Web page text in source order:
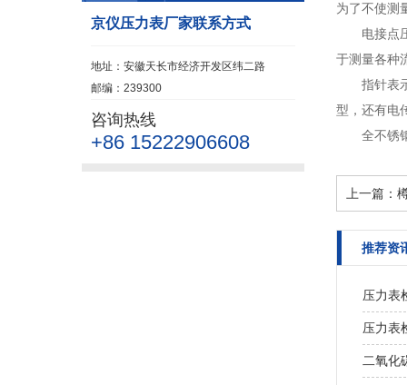
京仪压力表厂家联系方式
地址：安徽天长市经济开发区纬二路
邮编：239300
咨询热线
+86 15222906608
为了不使测
电接点
于测量各种
指针表
型，还有电
全不锈
上一篇：
推荐资
压力表
压力表
二氧化